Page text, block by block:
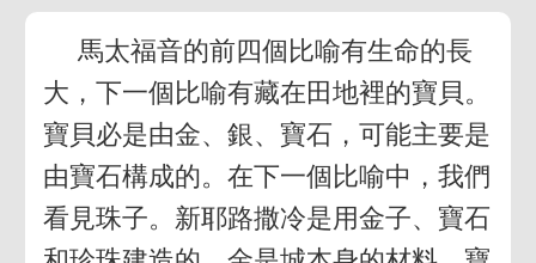
馬太福音的前四個比喻有生命的長
大，下一個比喻有藏在田地裡的寶貝。
寶貝必是由金、銀、寶石，可能主要是
由寶石構成的。在下一個比喻中，我們
看見珠子。新耶路撒冷是用金子、寶石